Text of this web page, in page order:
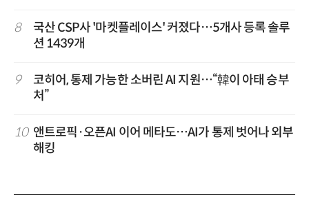
8
국산 CSP사 '마켓플레이스' 커졌다…5개사 등록 솔루
션 1439개
9
코히어, 통제 가능한 소버린 AI 지원…“韓이 아태 승부
처”
10 앤트로픽·오픈AI 이어 메타도…AI가 통제 벗어나 외부
해킹